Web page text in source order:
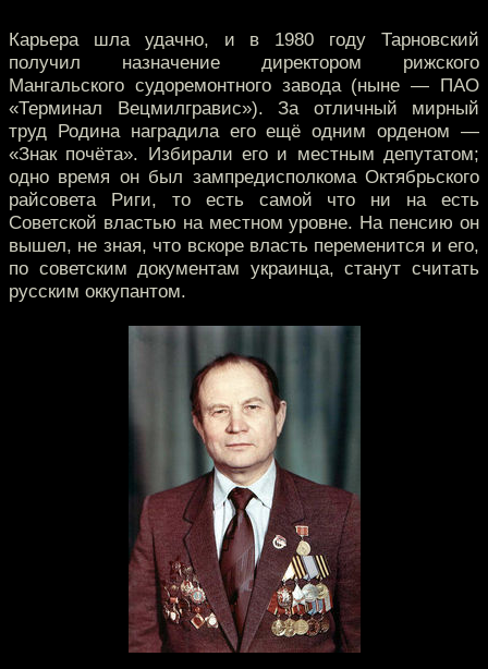
Карьера шла удачно, и в 1980 году Тарновский
получил назначение директором рижского
Мангальского судоремонтного завода (ныне — ПАО
«Терминал Вецмилгравис»). За отличный мирный
труд Родина наградила его ещё одним орденом —
«Знак почёта». Избирали его и местным депутатом;
одно время он был зампредисполкома Октябрьского
райсовета Риги, то есть самой что ни на есть
Советской властью на местном уровне. На пенсию он
вышел, не зная, что вскоре власть переменится и его,
по советским документам украинца, станут считать
русским оккупантом.